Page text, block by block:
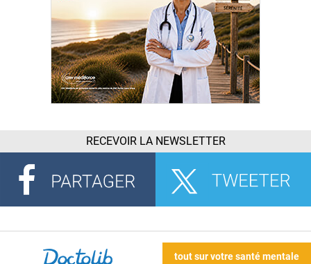
RECEVOIR LA NEWSLETTER
tout sur votre santé mentale